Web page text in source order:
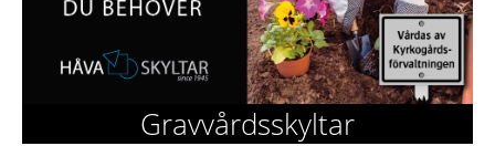
Gravvårdsskyltar